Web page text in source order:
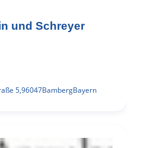
und Schreyer
5,96047BambergBayern